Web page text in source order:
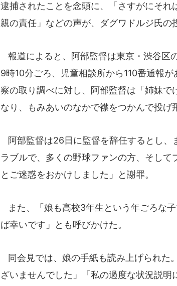
逮捕されたことを念頭に、「さすがにそ
親の責任」などの声が、ダグワドルジ氏の
報道によると、阿部監督は東京・渋谷区
9時10分ごろ、児童相談所から110番通報
察の取り調べに対し、阿部監督は「姉妹で
なり、もみあいのなかで襟をつかんで投げ
阿部監督は26日に監督を辞任するとし、
ラブルで、多くの野球ファンの方、そし
とご迷惑をおかけしました」と謝罪。
また、「娘も高校3年生という年ごろな
ば幸いです」とも呼びかけた。
同会見では、娘の手紙も読み上げられた
ざいませんでした」「私の過度な状況説